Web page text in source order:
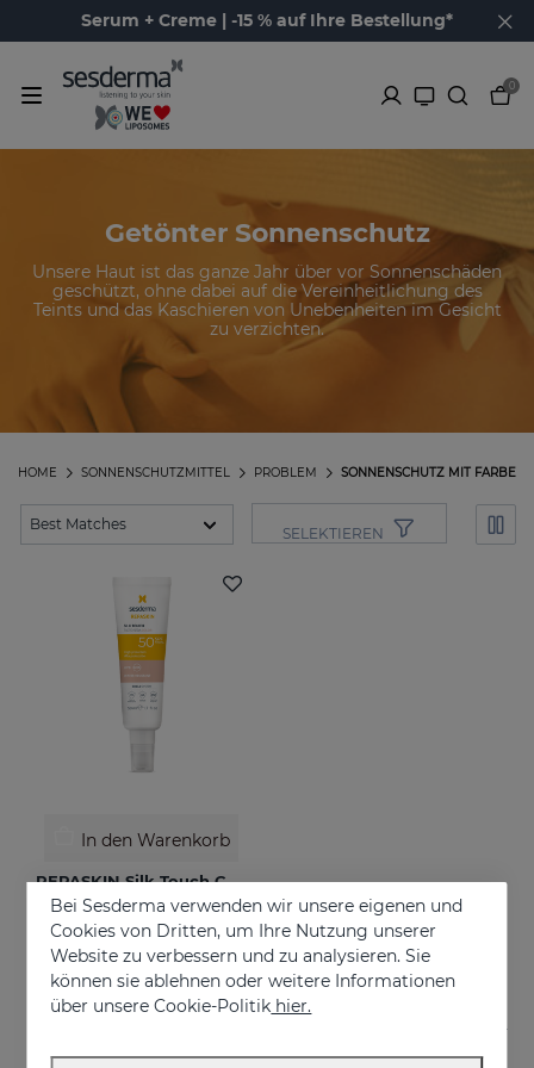
Serum + Creme | -15 % auf Ihre Bestellung*
0
Getönter Sonnenschutz
Unsere Haut ist das ganze Jahr über vor Sonnenschäden
geschützt, ohne dabei auf die Vereinheitlichung des
Teints und das Kaschieren von Unebenheiten im Gesicht
zu verzichten.
SONNENSCHUTZ MIT FARBE
PROBLEM
SONNENSCHUTZMITTEL
HOME
SELEKTIEREN
In den Warenkorb
REPASKIN Silk Touch Color LSF50
Samtige Gesichtssonnencreme mit Farbe
€ 28,95
Bei Sesderma verwenden wir unsere eigenen und
Cookies von Dritten, um Ihre Nutzung unserer
Website zu verbessern und zu analysieren. Sie
können sie ablehnen oder weitere Informationen
über unsere Cookie-Politik hier.